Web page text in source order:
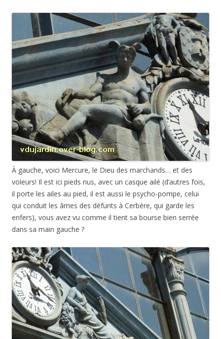
À gauche, voici Mercure, le Dieu des marchands… et des
voleurs! Il est ici pieds nus, avec un casque ailé (d’autres fois,
il porte les ailes au pied, il est aussi le psycho-pompe, celui
qui conduit les âmes des défunts à Cerbère, qui garde les
enfers), vous avez vu comme il tient sa bourse bien serrée
dans sa main gauche ?